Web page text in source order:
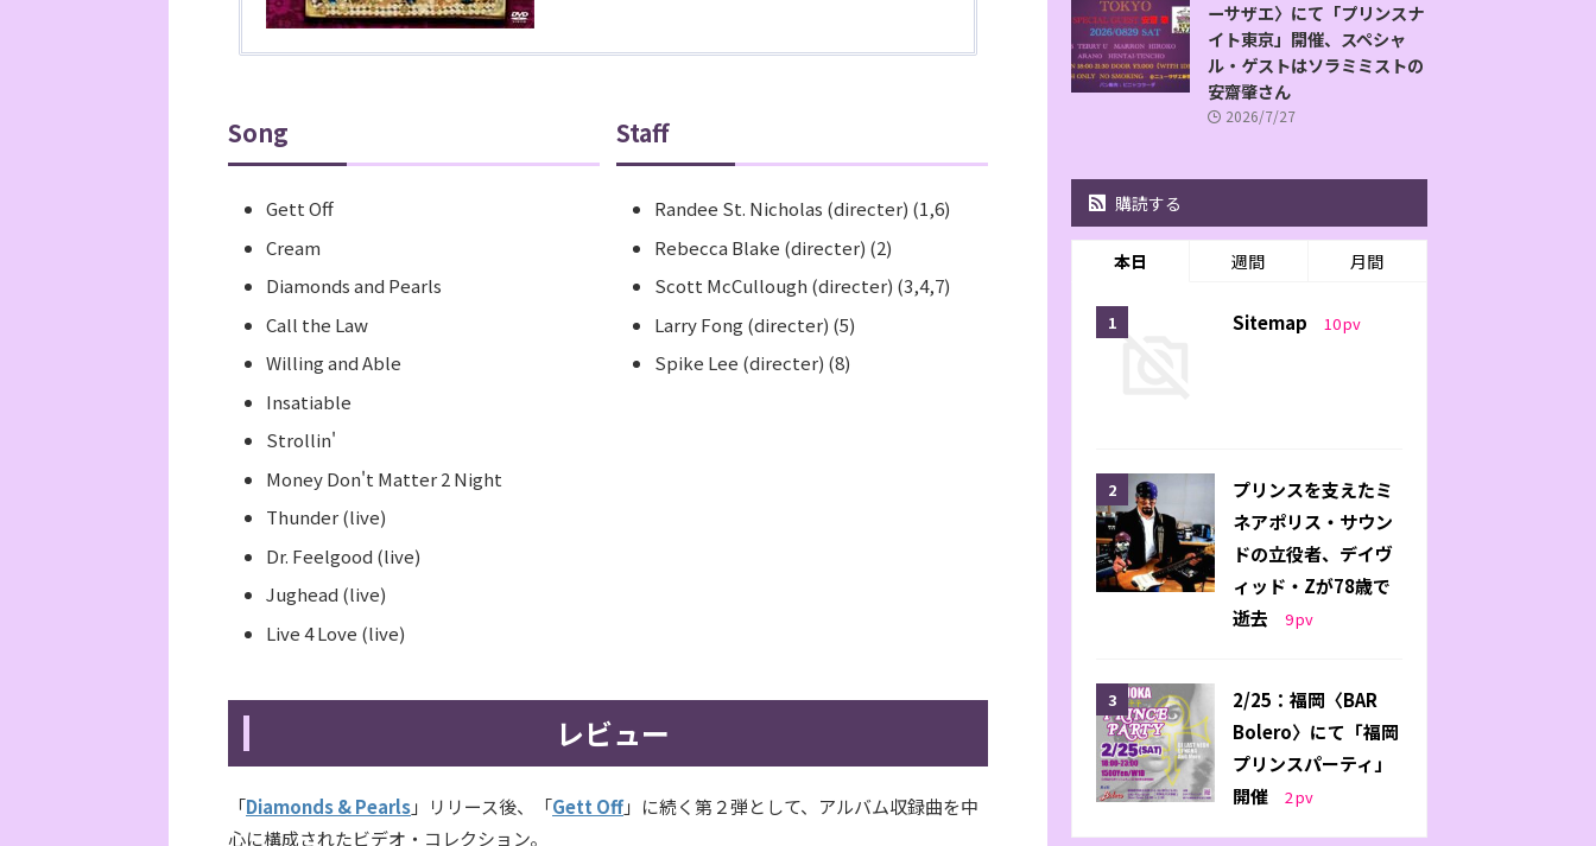
Song
Gett Off
Cream
Diamonds and Pearls
Call the Law
Willing and Able
Insatiable
Strollin'
Money Don't Matter 2 Night
Thunder (live)
Dr. Feelgood (live)
Jughead (live)
Live 4 Love (live)
Staff
Randee St. Nicholas (directer) (1,6)
Rebecca Blake (directer) (2)
Scott McCullough (directer) (3,4,7)
Larry Fong (directer) (5)
Spike Lee (directer) (8)
レビュー
「Diamonds & Pearls」リリース後、「Gett Off」に続く第２弾として、アルバム収録曲を中
心に構成されたビデオ・コレクション。
ーサザエ〉にて「プリンスナ
イト東京」開催、スペシャ
ル・ゲストはソラミミストの
安齋肇さん
2026/7/27
購読する
本日 週間 月間
Sitemap 10pv
プリンスを支えたミ
ネアポリス・サウン
ドの立役者、デイヴ
ィッド・Zが78歳で
逝去
9pv
2/25：福岡〈BAR
Bolero〉にて「福岡
プリンスパーティ」
開催
2pv